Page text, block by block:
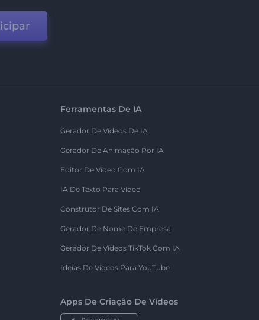
Ferramentas De IA
Gerador De Vídeos De IA
Gerador De Animação Por IA
Editor De Vídeo Com IA
IA De Texto Para Vídeo
Construtor De Sites Com IA
Gerador De Nome De Empresa
Gerador De Vídeos TikTok Com IA
Ideias De Vídeos Para YouTube
Apps De Criação De Vídeos